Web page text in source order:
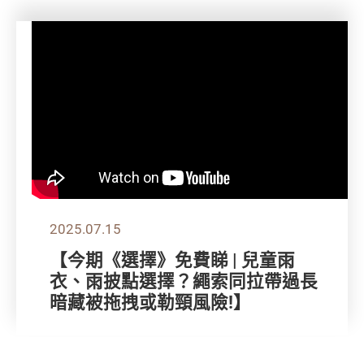
2025.07.15
【今期《選擇》免費睇 | 兒童雨
衣、雨披點選擇？繩索同拉帶過長
暗藏被拖拽或勒頸風險!】